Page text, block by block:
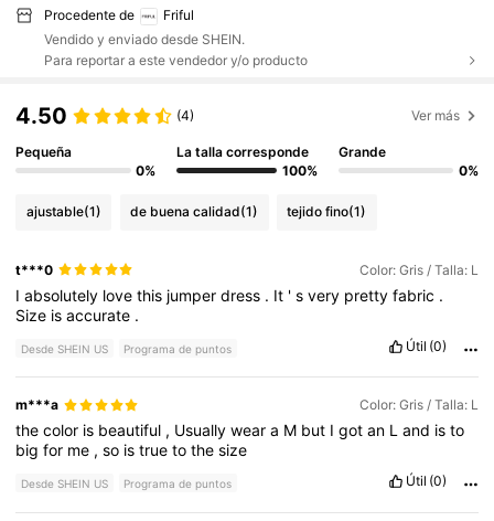
Procedente de
Friful
Vendido y enviado desde SHEIN.
Para reportar a este vendedor y/o producto
4.50 (4) Ver más
Pequeña
0%
La talla corresponde
100%
Grande
0%
ajustable(1) de buena calidad(1) tejido fino(1)
t***0 Color: Gris / Talla: L
Iabsolutely lovethis jumperdress . It 'svery prettyfabric .
Size isaccurate .
Desde SHEIN US Programa de puntos Útil (0)
m***a Color: Gris / Talla: L
thecolor is beautiful , Usuallyweara M but Igotan Land isto
bigfor me ,so istruetothesize
Desde SHEIN US Programa de puntos Útil (0)